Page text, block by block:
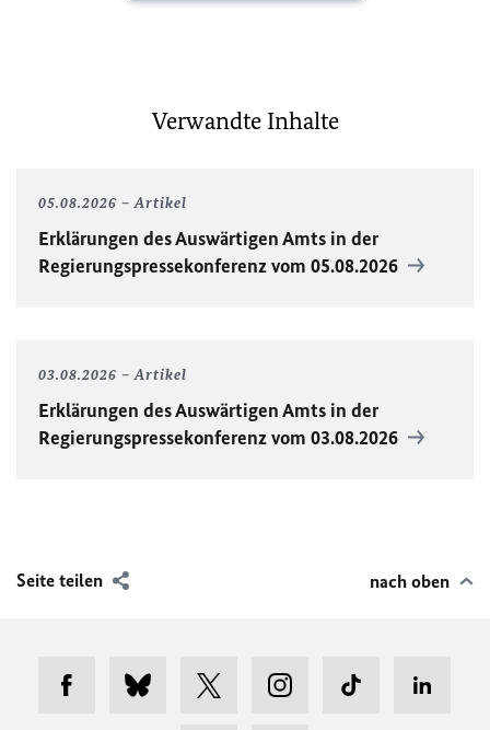
Verwandte Inhalte
05.08.2026 Artikel
Erklärungen des Auswärtigen Amts in der
Regierungspressekonferenz vom 05.08.2026
03.08.2026 Artikel
Erklärungen des Auswärtigen Amts in der
Regierungspressekonferenz vom 03.08.2026
Seite teilen nach oben